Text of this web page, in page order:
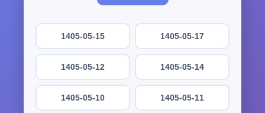
1405-05-17
1405-05-15
1405-05-14
1405-05-12
1405-05-11
1405-05-10